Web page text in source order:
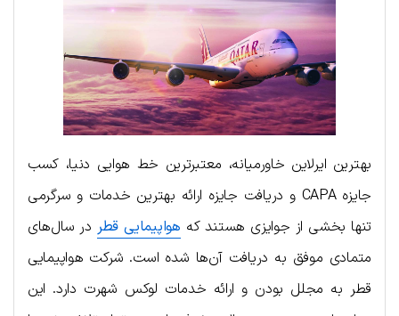
بهترین ایرلاین خاورمیانه، معتبرترین خط هوایی دنیا، کسب
جایزه CAPA و دریافت جایزه ارائه بهترین خدمات و سرگرمی
تنها بخشی از جوایزی هستند که هواپیمایی قطر در سال‌های
متمادی موفق به دریافت آن‌ها شده است. شرکت هواپیمایی
قطر به مجلل بودن و ارائه خدمات لوکس شهرت دارد. این